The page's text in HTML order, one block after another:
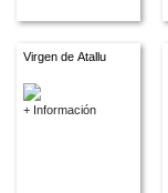
Virgen de Atallu
+ Información